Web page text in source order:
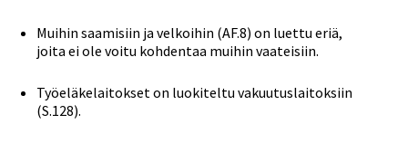
Muihin saamisiin ja velkoihin (AF.8) on luettu eriä,
joita ei ole voitu kohdentaa muihin vaateisiin.
Työeläkelaitokset on luokiteltu vakuutuslaitoksiin
(S.128).